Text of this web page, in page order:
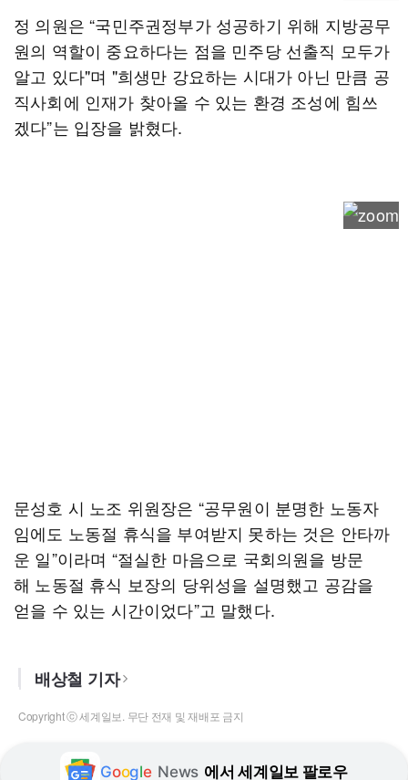
정 의원은 “국민주권정부가 성공하기 위해 지방공무
원의 역할이 중요하다는 점을 민주당 선출직 모두가
알고 있다"며 "희생만 강요하는 시대가 아닌 만큼 공
직사회에 인재가 찾아올 수 있는 환경 조성에 힘쓰
겠다”는 입장을 밝혔다.
문성호 시 노조 위원장은 “공무원이 분명한 노동자
임에도 노동절 휴식을 부여받지 못하는 것은 안타까
운 일”이라며 “절실한 마음으로 국회의원을 방문
해 노동절 휴식 보장의 당위성을 설명했고 공감을
얻을 수 있는 시간이었다”고 말했다.
배상철 기자
Copyright ⓒ 세계일보. 무단 전재 및 재배포 금지
Google News 에서 세계일보 팔로우